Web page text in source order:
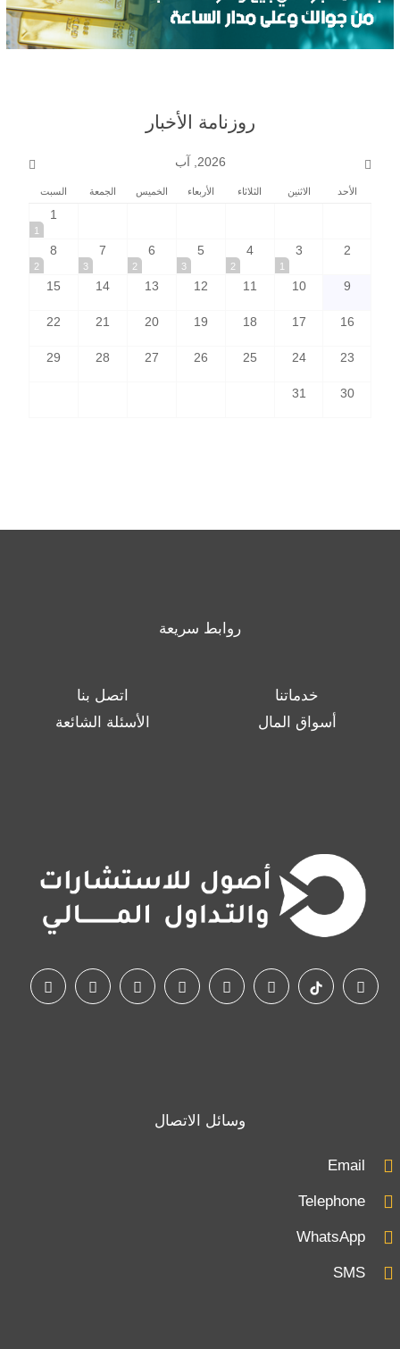
روزنامة الأخبار
2026, آب
الأحد الاثنين الثلاثاء الأربعاء الخميس الجمعة السبت
1
1
2
3
1
4
2
5
3
6
2
7
3
8
2
9
10
11
12
13
14
15
16
17
18
19
20
21
22
23
24
25
26
27
28
29
30
31
روابط سريعة
خدماتنا
اتصل بنا
أسواق المال
الأسئلة الشائعة
وسائل الاتصال
Email
Telephone
WhatsApp
SMS